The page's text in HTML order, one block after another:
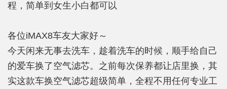
程，简单到女生小白都可以
各位iMAX8车友大家好～
今天闲来无事去洗车，趁着洗车的时候，顺手给自己
的爱车换了空气滤芯。之前每次保养都让店里换，其
实这款车换空气滤芯超级简单，全程不用任何专业工